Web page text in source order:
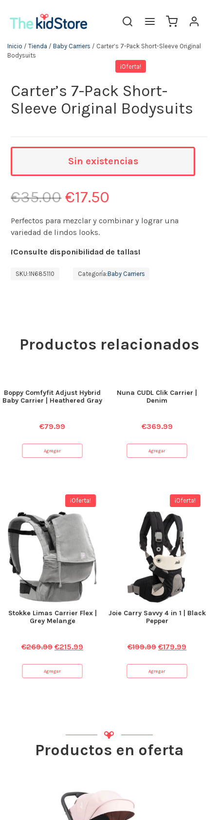
Inicio / Tienda / Baby Carriers / Carter’s 7-Pack Short-Sleeve Original
Bodysuits
¡Oferta!
Carter’s 7-Pack Short-
Sleeve Original Bodysuits
€35.00 €17.50
Perfectos para mezclar y combinar y lograr una
variedad de lindos looks.
¡Consulte disponibilidad de tallas!
Sin existencias
SKU:1N685110 Categoría:Baby Carriers
Productos relacionados
Boppy Comfyfit Adjust Hybrid
Baby Carrier | Heathered Gray
€79.99
Agregar
Nuna CUDL Clik Carrier |
Denim
€369.99
Agregar
¡Oferta!
Stokke Limas Carrier Flex |
Grey Melange
€269.99 €215.99
Agregar
¡Oferta!
Joie Carry Savvy 4 in 1 | Black
Pepper
€199.99 €179.99
Agregar
Productos en oferta